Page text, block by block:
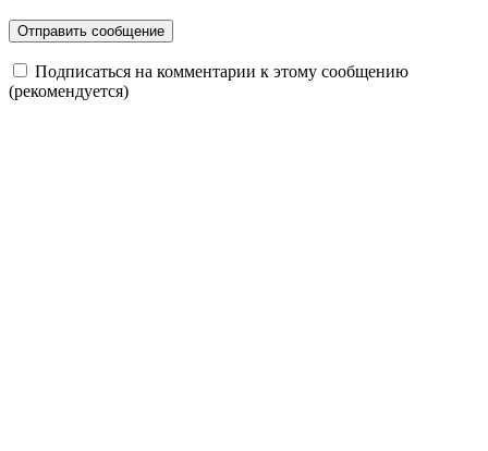
Подписаться на комментарии к этому сообщению
(рекомендуется)